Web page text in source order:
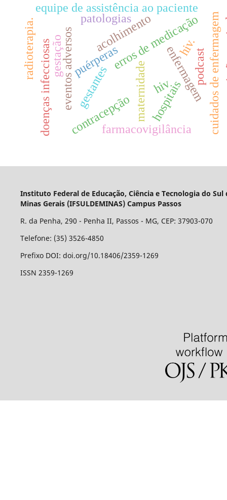
gestantes
puérperas
maternidade
erros de medicação
hospitais
farmacovigilância
eventos adversos
equipe de assistência ao paciente
enfermagem
hiv
gestação cuidados de enfermagem
acolhimento
doenças infecciosas hiv.
contracepção
podcast
radioterapia. patologias
Instituto Federal de Educação, Ciência e Tecnologia do Sul
Minas Gerais (IFSULDEMINAS) Campus Passos
R. da Penha, 290 - Penha II, Passos - MG, CEP: 37903-070
Telefone: (35) 3526-4850
Prefixo DOI: doi.org/10.18406/2359-1269
ISSN 2359-1269